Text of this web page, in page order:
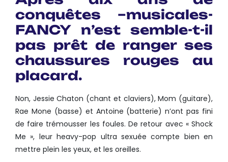
conquêtes –musicales-
FANCY n’est semble-t-il
pas prêt de ranger ses
chaussures rouges au
placard.
Non, Jessie Chaton (chant et claviers), Mom (guitare),
Rae Mone (basse) et Antoine (batterie) n’ont pas fini
de faire trémousser les foules. De retour avec « Shock
Me », leur heavy-pop ultra sexuée compte bien en
mettre plein les yeux, et les oreilles.